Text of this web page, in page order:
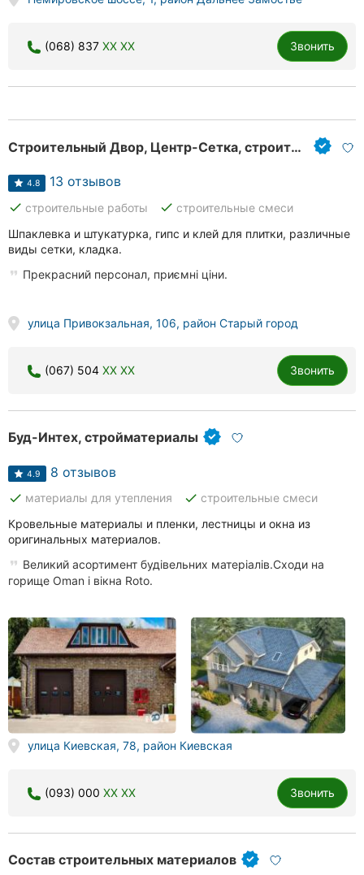
(068) 837 XX XX Звонить
Строительный Двор, Центр-Сетка, строительные материалы
4.8 13 отзывов
done строительные работы done строительные смеси
Шпаклевка и штукатурка, гипс и клей для плитки, различные
виды сетки, кладка.
Прекрасний персонал, приємні ціни.
улица Привокзальная, 106, район Старый город
(067) 504 XX XX Звонить
Буд-Интех, стройматериалы
4.9 8 отзывов
done материалы для утепления done строительные смеси
Кровельные материалы и пленки, лестницы и окна из
оригинальных материалов.
Великий асортимент будівельних матеріалів.Сходи на
горище Oman і вікна Roto.
улица Киевская, 78, район Киевская
(093) 000 XX XX Звонить
Состав строительных материалов